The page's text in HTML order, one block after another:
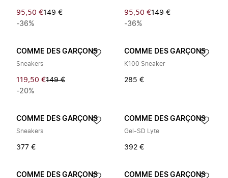
95,50 €149 €
-36%
95,50 €149 €
-36%
COMME DES GARÇONS
Sneakers
119,50 €149 €
-20%
COMME DES GARÇONS
K100 Sneaker
285 €
COMME DES GARÇONS
Sneakers
377 €
COMME DES GARÇONS
Gel-SD Lyte
392 €
COMME DES GARÇONS COMME DES GARÇONS